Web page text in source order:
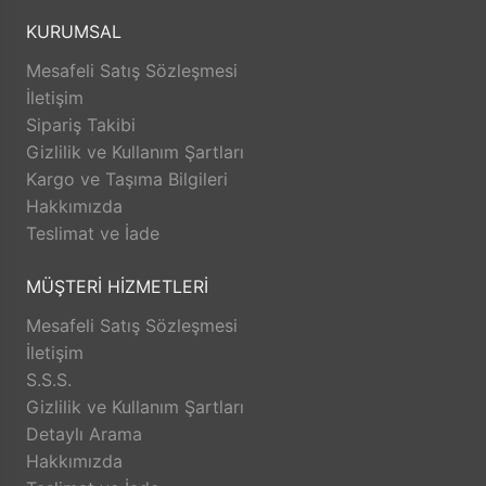
Çalışanlarının sağlığını, güvenliğini, bugününü ve
memnuniyetini artırmak amacıyla sürekli aktiviteler
düzenleyerek eğitim ve bireysel gelişimini artırmak,
şeffaf yönetim ilkesi doğrultusunda bilgi, sorumluluk
paylaşımı ile yetkilendirilmiş takım ruhunu sürekli
zinde tutmak. • Müşterilerimiz ile işbirliğini her
fırsatta geliştirmeyi amaçlamaktayız.
KURUMSAL
Mesafeli Satış Sözleşmesi
İletişim
Sipariş Takibi
Gizlilik ve Kullanım Şartları
Kargo ve Taşıma Bilgileri
Hakkımızda
Teslimat ve İade
MÜŞTERİ HİZMETLERİ
Mesafeli Satış Sözleşmesi
İletişim
S.S.S.
Gizlilik ve Kullanım Şartları
Detaylı Arama
Hakkımızda